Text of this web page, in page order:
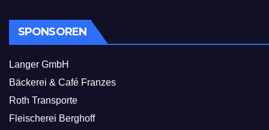
SPONSOREN
Langer GmbH
Bäckerei & Café Franzes
Roth Transporte
Fleischerei Berghoff